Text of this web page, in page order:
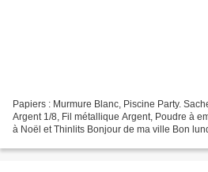
Papiers : Murmure Blanc, Piscine Party.
Argent 1/8, Fil métallique Argent, Poudre à
à Noël et Thinlits Bonjour de ma ville Bon